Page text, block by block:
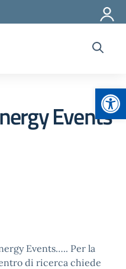
Events
Events….. Per la
di ricerca chiede